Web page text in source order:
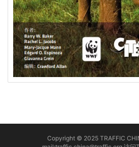
Copyright © 2025 TRAFFIC